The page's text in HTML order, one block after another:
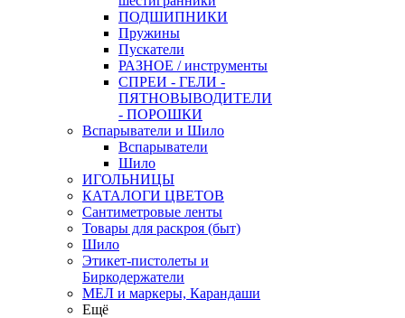
ПОДШИПНИКИ
Пружины
Пускатели
РАЗНОЕ / инструменты
СПРЕИ - ГЕЛИ -
ПЯТНОВЫВОДИТЕЛИ
- ПОРОШКИ
Вспарыватели и Шило
Вспарыватели
Шило
ИГОЛЬНИЦЫ
КАТАЛОГИ ЦВЕТОВ
Сантиметровые ленты
Товары для раскроя (быт)
Шило
Этикет-пистолеты и
Биркодержатели
МЕЛ и маркеры, Карандаши
Ещё